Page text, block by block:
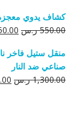
هو:
680.00
كشاف يدوي
550.00 ر.س
هو:
550.00
منقل ستيل فاخر
صناعي ضد النار
1,300.00 ر.س